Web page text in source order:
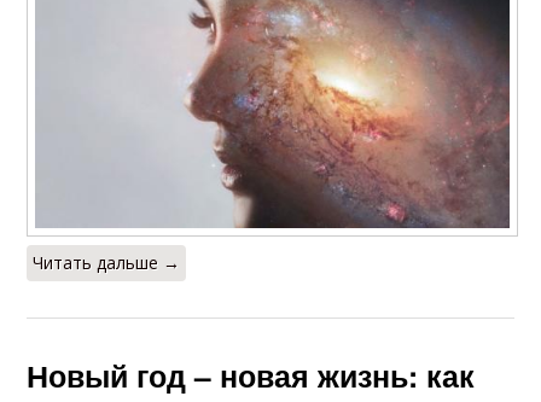
Читать дальше →
Новый год – новая жизнь: как